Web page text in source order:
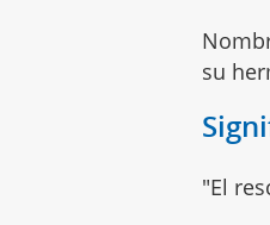
su
"El